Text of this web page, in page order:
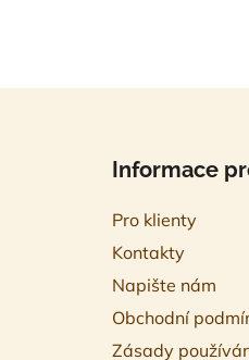
Informace
Pro klienty
Kontakty
Napište nám
Obchodní
Zásady